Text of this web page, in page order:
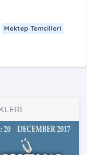
Mektep Temsilleri